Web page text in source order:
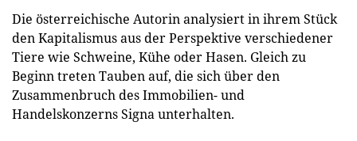
Die österreichische Autorin analysiert in ihrem Stück
den Kapitalismus aus der Perspektive verschiedener
Tiere wie Schweine, Kühe oder Hasen. Gleich zu
Beginn treten Tauben auf, die sich über den
Zusammenbruch des Immobilien- und
Handelskonzerns Signa unterhalten.